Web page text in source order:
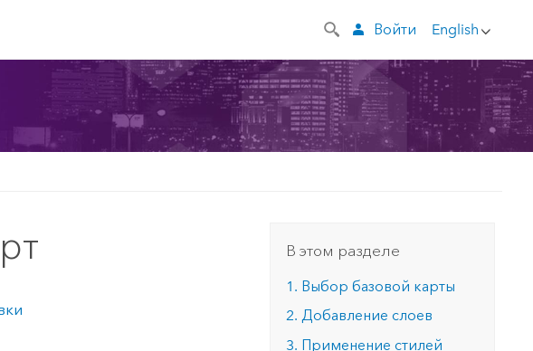
English
Войти
В этом разделе
1. Выбор базовой карты
2. Добавление слоев
3. Применение стилей